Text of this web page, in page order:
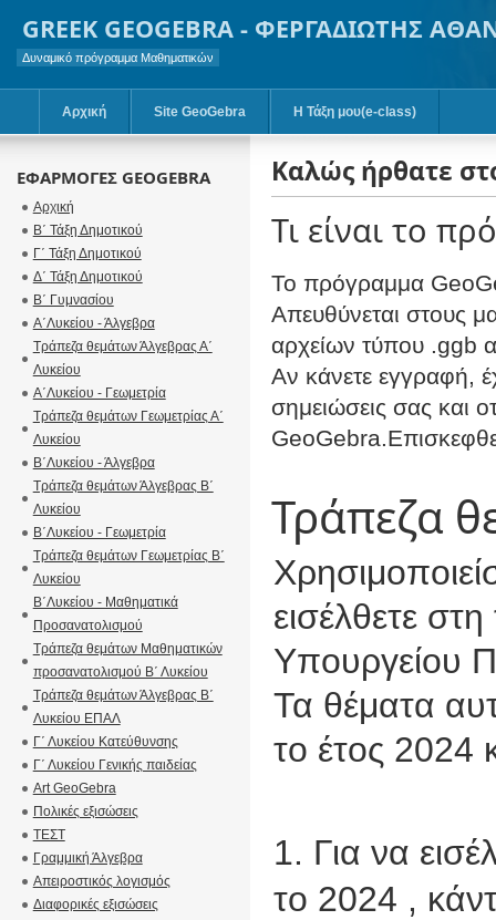
GREEK GEOGEBRA - ΦΕΡΓΑΔΙΩΤΗΣ
Δυναμικό πρόγραμμα Μαθηματικών
Αρχική Site GeoGebra Η Τάξη μου(e-class)
Καλώς ήρθατε
Τι είναι το
To πρόγραμμα
Απευθύνεται στους
αρχείων τύπου .ggb
Αν κάνετε εγγραφή,
σημειώσεις σας και
Τράπεζα
εισέλθετε
Υπουργείου
Τα θέματα
το έτος 2024
1. Για να
το 2024 ,
ΕΦΑΡΜΟΓΕΣ GEOGEBRA
Αρχική
Β΄ Τάξη Δημοτικού
Γ΄ Τάξη Δημοτικού
Δ΄ Τάξη Δημοτικού
Β΄ Γυμνασίου
Α΄Λυκείου - Άλγεβρα
Τράπεζα θεμάτων Άλγεβρας Α΄
Λυκείου
Α΄Λυκείου - Γεωμετρία
Τράπεζα θεμάτων Γεωμετρίας Α΄
Λυκείου
Β΄Λυκείου - Άλγεβρα
Τράπεζα θεμάτων Άλγεβρας B΄
Λυκείου
B΄Λυκείου - Γεωμετρία
Τράπεζα θεμάτων Γεωμετρίας B΄
Λυκείου
B΄Λυκείου - Μαθηματικά
Προσανατολισμού
Τράπεζα θεμάτων Μαθηματικών
προσανατολισμού Β΄ Λυκείου
Τράπεζα θεμάτων Άλγεβρας Β΄
Λυκείου ΕΠΑΛ
Γ΄ Λυκείου Κατεύθυνσης
Γ΄ Λυκείου Γενικής παιδείας
Art GeoGebra
Πολικές εξισώσεις
ΤΕΣΤ
Γραμμική Άλγεβρα
Απειροστικός λογισμός
Διαφορικές εξισώσεις